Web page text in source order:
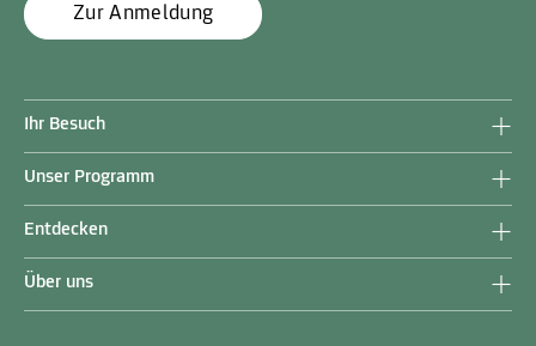
Zur Anmeldung
Ihr Besuch
Unser Programm
Entdecken
Über uns